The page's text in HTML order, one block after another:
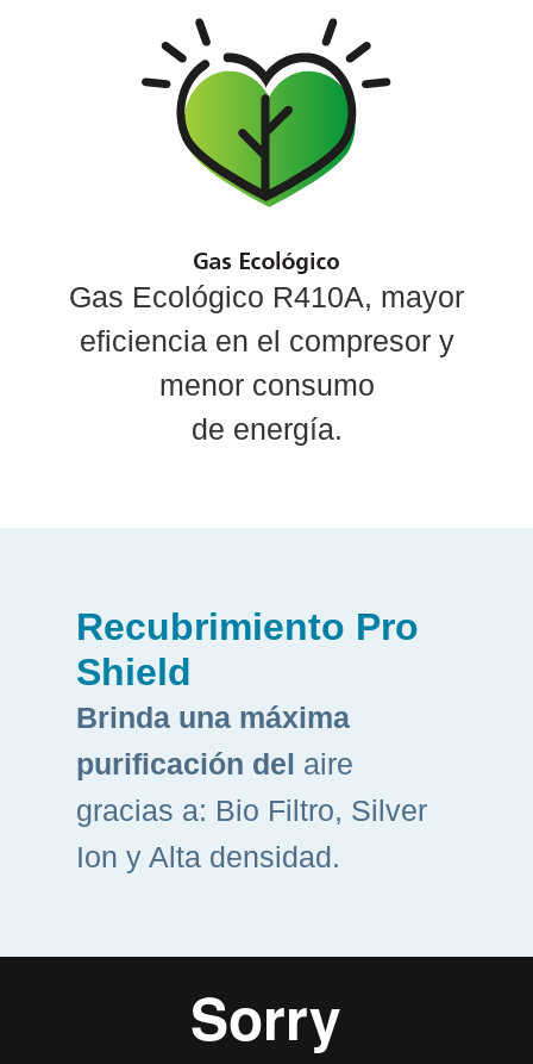
Gas Ecológico R410A, mayor
eficiencia en el compresor y
menor consumo
de energía.
Recubrimiento Pro
Shield
Brinda una máxima
purificación del aire
gracias a: Bio Filtro, Silver
Ion y Alta densidad.